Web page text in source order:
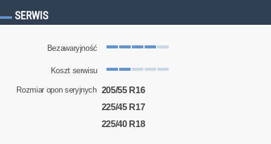
SERWIS
Bezawaryjność
Koszt serwisu
Rozmiar opon seryjnych 205/55 R16
225/45 R17
225/40 R18